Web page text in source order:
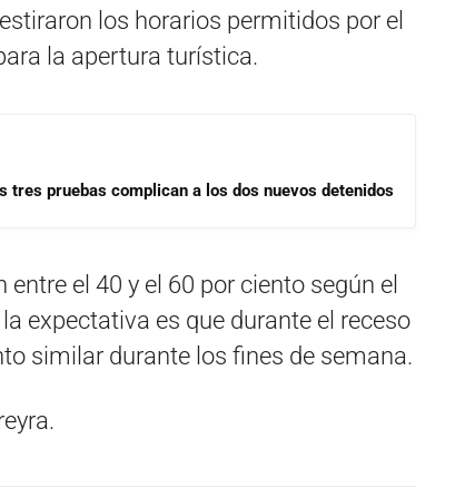
los horarios permitidos por el
la apertura turística.
tres pruebas complican a los dos nuevos detenidos
el 40 y el 60 por ciento según el
expectativa es que durante el receso
similar durante los fines de semana.